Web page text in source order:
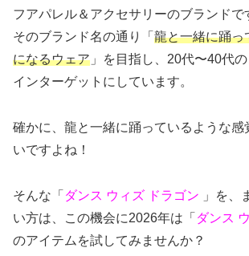
フアパレル＆アクセサリーのブランドで
そのブランド名の通り「 龍と一緒に踊っ
になるウェア 」を目指し、20代〜40代
インターゲットにしています。
確かに、龍と一緒に踊っているような感
いですよね！
そんな「 ダンス ウィズ ドラゴン 」を、
い方は、この機会に2026年は「 ダンス
のアイテムを試してみませんか？